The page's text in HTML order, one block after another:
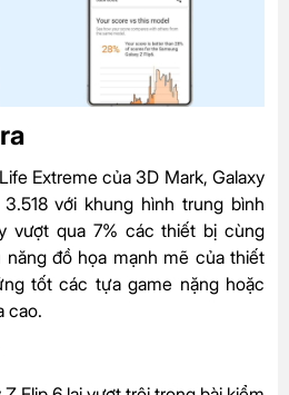
Extreme của 3D Mark, Galaxy
với khung hình trung bình
vượt qua 7% các thiết bị cùng
đồ họa mạnh mẽ của thiết
tốt các tựa game nặng hoặc
cao.